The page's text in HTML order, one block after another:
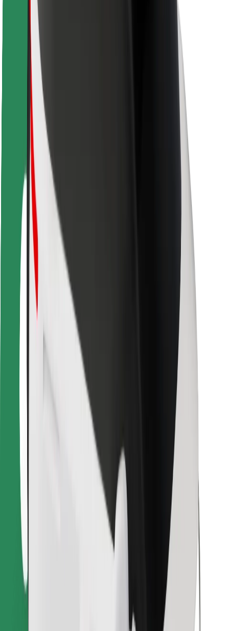
Ασφάλεια
Πόλεις
Τοποθεσίες
Λύσεις για την πόλη
Αεροδρόμια
Bolt Αποβάθρες Φόρτισης
Υποστήριξη
Για επιβάτες
Για τους οδηγούς
Για μεταφορείς
Bolt Food
Για ιδιοκτήτες στόλου οχημάτων
Για εστιατόρια
Bolt for Business
Προμηθευτές
Όροι & Προϋποθέσεις
Πάρε ταξί μέσα σε λίγα λεπτά!
Κατέβασε την εφαρμογή Bolt
Βρείτε το αγαπημένο σας φαγητό!
Κατεβάστε την εφαρμογή Bolt Food